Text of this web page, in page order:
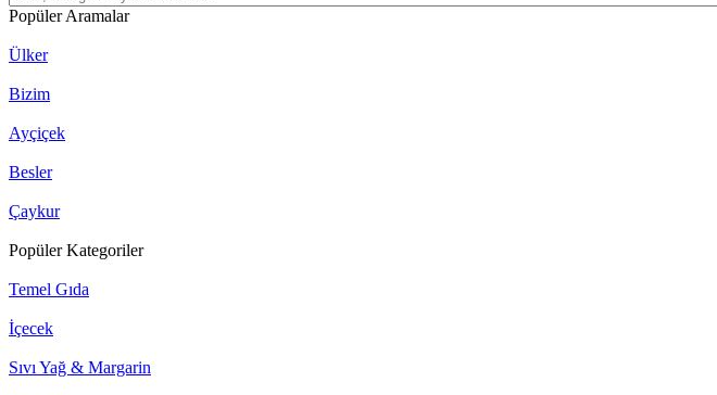
Popüler Aramalar
Ülker
Bizim
Ayçiçek
Besler
Çaykur
Popüler Kategoriler
Temel Gıda
İçecek
Sıvı Yağ & Margarin